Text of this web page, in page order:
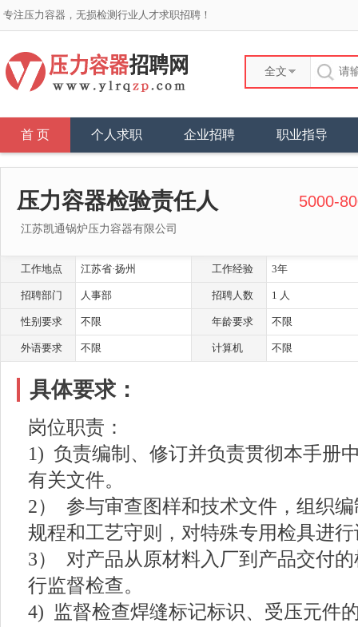
专注压力容器，无损检测行业人才求职招聘！
全文
首 页 个人求职 企业招聘 职业指导
5000-
压力容器检验责任人
江苏凯通锅炉压力容器有限公司
工作地点 江苏省·扬州 工作经验 3年
招聘部门 人事部 招聘人数 1 人
性别要求 不限 年龄要求 不限
外语要求 不限 计算机 不限
具体要求：
岗位职责：
1) 负责编制、修订并负责贯彻本手册
有关文件。
2） 参与审查图样和技术文件，组织
规程和工艺守则，对特殊专用检具进
3） 对产品从原材料入厂到产品交付
行监督检查。
4) 监督检查焊缝标记标识、受压元件